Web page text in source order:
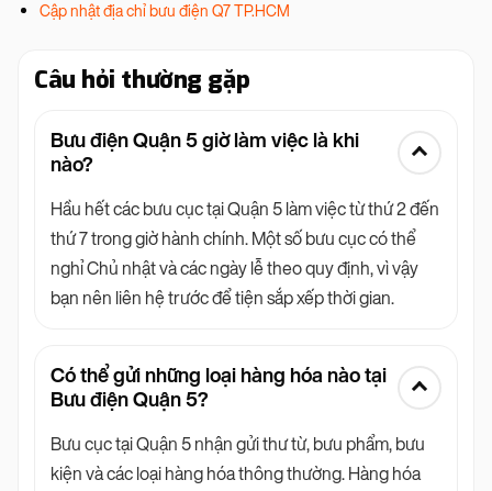
Cập nhật địa chỉ bưu điện Q7 TP.HCM
Câu hỏi thường gặp
Bưu điện Quận 5 giờ làm việc là khi
nào?
Hầu hết các bưu cục tại Quận 5 làm việc từ thứ 2 đến
thứ 7 trong giờ hành chính. Một số bưu cục có thể
nghỉ Chủ nhật và các ngày lễ theo quy định, vì vậy
bạn nên liên hệ trước để tiện sắp xếp thời gian.
Có thể gửi những loại hàng hóa nào tại
Bưu điện Quận 5?
Bưu cục tại Quận 5 nhận gửi thư từ, bưu phẩm, bưu
kiện và các loại hàng hóa thông thường. Hàng hóa